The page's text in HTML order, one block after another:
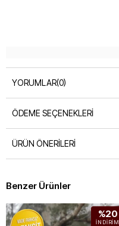
YORUMLAR(0)
ÖDEME SEÇENEKLERI
ÜRÜN ÖNERILERI
Benzer Ürünler
%20
İNDIRIM